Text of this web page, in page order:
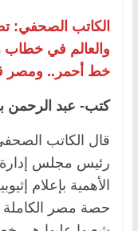
الكاتب الصحفي:
والعالم في خطاب
خط أحمر.. ومصر
كتب- عبد الرحمن
قال الكاتب
رئيس مجلس إدارة
الأهمية بإعلام
حصة مصر الكاملة